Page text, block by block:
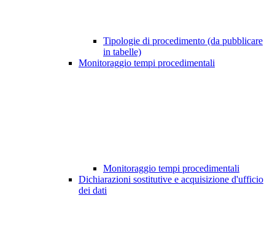
Tipologie di procedimento (da pubblicare
in tabelle)
Monitoraggio tempi procedimentali
Monitoraggio tempi procedimentali
Dichiarazioni sostitutive e acquisizione d'ufficio
dei dati